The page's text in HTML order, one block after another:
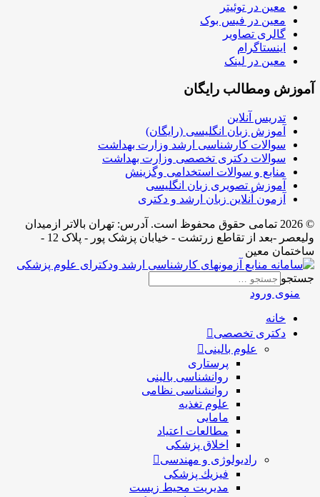
معین در توئیتر
معین در فیس بوک
گالری تصاویر
اینستاگرام
معین در لینک
آموزش ومطالب رایگان
تدریس آنلاین
آموزش زبان انگلیسی (رایگان)
سوالات کارشناسی ارشد وزارت بهداشت
سوالات دکتری تخصصی وزارت بهداشت
منابع و سوالات استخدامی وگزینش
آموزش تصویری زبان انگلیسی
آزمون آنلاین زبان ارشد و دکتری
© 2026 تمامی حقوق محفوظ است. آدرس:‌ تهران بالاتر ازمیدان
ولیعصر -بعد از تقاطع زرتشت - خیابان پزشک پور - پلاک 12 -
ساختمان معین
جستجو
منوی ورود
خانه
دکتری تخصصی
علوم بالینی
پرستاری
روانشناسی بالینی
روانشناسی نظامی
علوم تغذیه
مامایی
مطالعات اعتیاد
اخلاق پزشکی
رادیولوژی و مهندسی
فيزيك پزشکی
مدیریت محیط زیست